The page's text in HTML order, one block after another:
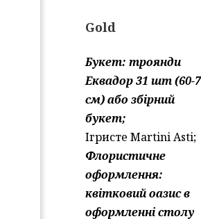
Gold
Букет: троянди
Еквадор 31 шт (60-
см) або збірний
букет;
Ігристе Martini Asti;
Флористичне
оформлення:
квітковий оазис в
оформленні столу